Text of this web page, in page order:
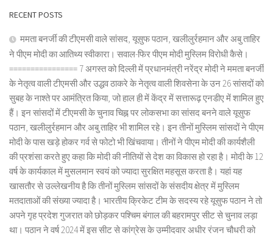
RECENT POSTS
ममता बनर्जी की टीएमसी वाले सांसद, यूसुफ पठान, खलीलुर्रहमान और अबु ताहिर
ने पीएम मोदी का आतिथ्य स्वीकारा। सवाल-फिर पीएम मोदी मुस्लिम विरोधी कैसे।
================ 7 अगस्त को दिल्ली में प्रधानमंत्री नरेंद्र मोदी ने ममता बनर्जी
के नेतृत्व वाली टीएमसी और उद्धव ठाकरे के नेतृत्व वाली शिवसेना के उन 26 सांसदों को
सुबह के नाश्ते पर आमंत्रित किया, जो हाल ही में केंद्र में सत्तारूढ़ एनडीए में शामिल हुए
हैं। इन सांसदों में टीएमसी के चुनाव चिह्न पर लोकसभा का सांसद बनने वाले यूसुफ
पठान, खलीलुर्रहमान और अबु ताहिर भी शामिल रहे। इन तीनों मुस्लिम सांसदों ने पीएम
मोदी के पास खड़े होकर गर्व से फोटो भी खिंचवाया। तीनों ने पीएम मोदी की कार्यशैली
की प्रशंसा करते हुए कहा कि मोदी की नीतियों से देश का विकास हो रहा है। मोदी के 12
वर्ष के कार्यकाल में मुसलमान स्वयं को ज्यादा सुरक्षित महसूस करता है। यहां यह
खासतौर से उल्लेखनीय है कि तीनों मुस्लिम सांसदों के संसदीय क्षेत्र में मुस्लिम
मतदाताओं की संख्या ज्यादा है। भारतीय क्रिकेट टीम के सदस्य रहे यूसुफ पठान ने तो
अपने गृह प्रदेश गुजरात को छोड़कर पश्चिम बंगाल की बहरामपुर सीट से चुनाव लड़ा
था। पठान ने वर्ष 2024 में इस सीट से कांग्रेस के उम्मीदवार अधीर रंजन चौधरी को